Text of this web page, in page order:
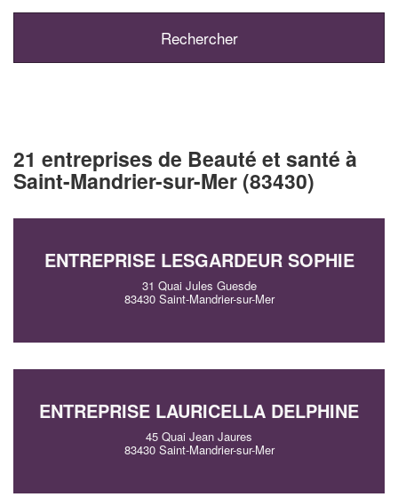
21 entreprises de Beauté et santé à
Saint-Mandrier-sur-Mer (83430)
ENTREPRISE LESGARDEUR SOPHIE
31 Quai Jules Guesde
83430 Saint-Mandrier-sur-Mer
ENTREPRISE LAURICELLA DELPHINE
45 Quai Jean Jaures
83430 Saint-Mandrier-sur-Mer